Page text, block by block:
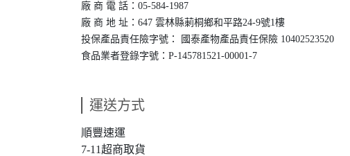
廠 商 電 話： 05-584-1987
廠 商 地 址：647 雲林縣莿桐鄉和平路24-9號1樓
投保產品責任險字號： 國泰產物產品責任保險 10402523520
食品業者登錄字號：P-145781521-00001-7
運送方式
順豐速運
7-11超商取貨